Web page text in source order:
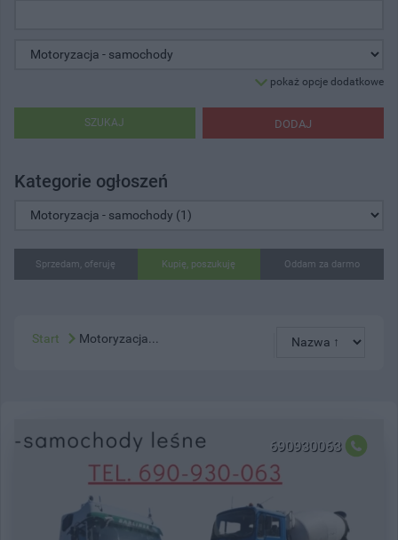
pokaż opcje dodatkowe
DODAJ
SZUKAJ
Kategorie ogłoszeń
Sprzedam, oferuję Kupię, poszukuję Oddam za darmo
Start Motoryzacja...
690930063